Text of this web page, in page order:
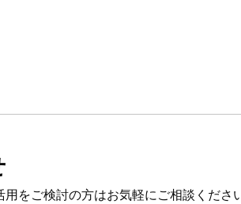
をご検討の方はお気軽にご相談くださ